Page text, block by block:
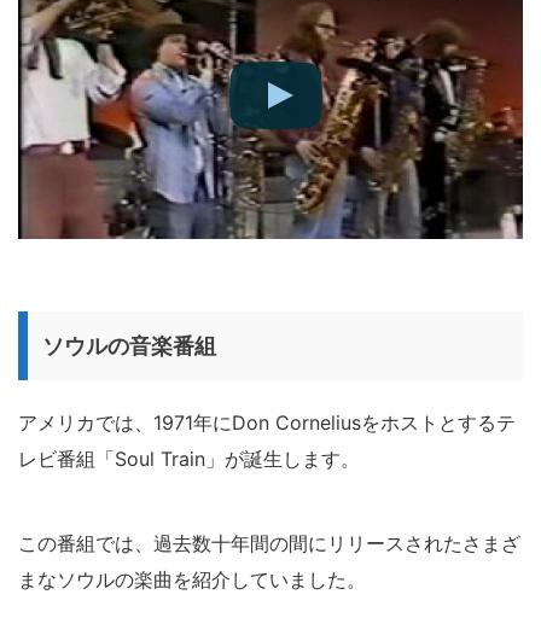
ソウルの音楽番組
アメリカでは、1971年にDon Corneliusをホストとするテ
レビ番組「Soul Train」が誕生します。
この番組では、過去数十年間の間にリリースされたさまざ
まなソウルの楽曲を紹介していました。